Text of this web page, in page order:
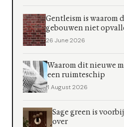
Gentleism is waarom
gebouwen niet
26 June 2026
Waarom dit nieuwe
een ruimteschip
1 August 2026
Sage green is
over